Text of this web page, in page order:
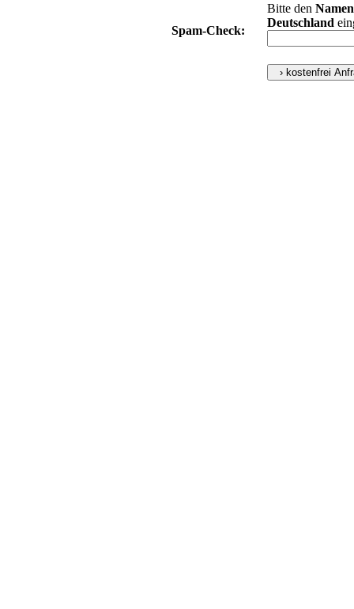
Spam-Check:
Bitte den Namen
Deutschland